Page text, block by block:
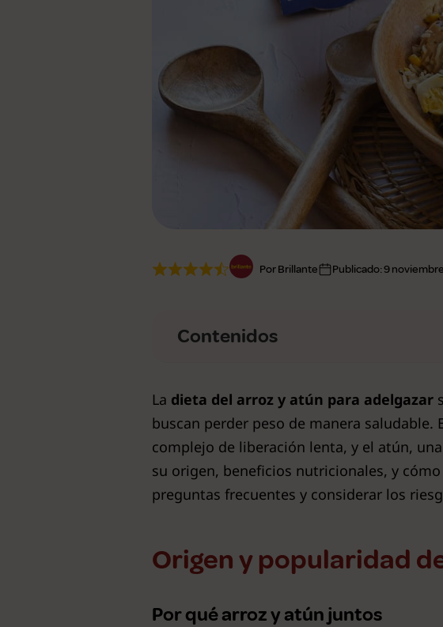
Por Brillante Publicado:9
Contenidos
La dieta del arroz y atún para adelgazar
buscan perder peso de manera
complejo de liberación lenta, y el atún,
su origen, beneficios nutricionales, y
preguntas frecuentes y considerar los
Origen y popularidad
Por qué arroz y atún juntos